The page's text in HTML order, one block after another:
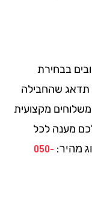
בבחירת
שהחבילה
מקצועית
לכל
050-